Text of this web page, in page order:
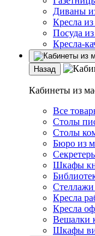
Диваны
Кресла из
Посуда
Кресла-
Назад
Кабинеты из
Все
Столы
Столы
Бюро из
Шкафы
Стеллажи
Кресла
Кресла
Вешалки
Шкафы